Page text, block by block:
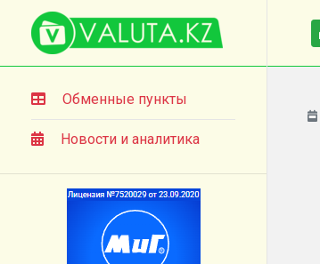
Обменные пункты
Новости и аналитика